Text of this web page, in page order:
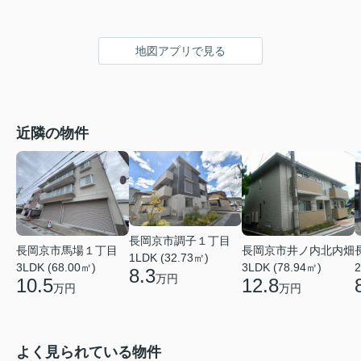
地図アプリで見る
近隣の物件
長岡京市馬場１丁目
3LDK (68.00㎡)
10.5万円
長岡京市調子１丁目
1LDK (32.73㎡)
8.3万円
長岡京市井ノ内北内畑
3LDK (78.94㎡)
12.8万円
よく見られている物件